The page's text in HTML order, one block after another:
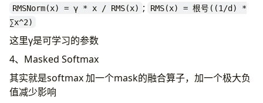
RMSNorm(x) = γ * x / RMS(x) ;
RMS(x) = 根号((1/d) *
∑x^2)
这里γ是可学习的参数
4、Masked Softmax
其实就是softmax 加一个mask的融合算子，加一个极大负
值减少影响